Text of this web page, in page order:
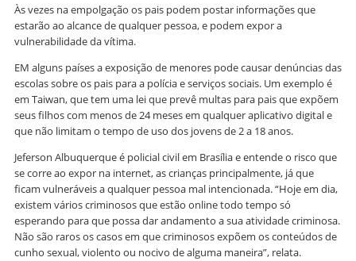
Às vezes na empolgação os pais podem postar informações que
estarão ao alcance de qualquer pessoa, e podem expor a
vulnerabilidade da vítima.
EM alguns países a exposição de menores pode causar denúncias das
escolas sobre os pais para a polícia e serviços sociais. Um exemplo é
em Taiwan, que tem uma lei que prevê multas para pais que expõem
seus filhos com menos de 24 meses em qualquer aplicativo digital e
que não limitam o tempo de uso dos jovens de 2 a 18 anos.
Jeferson Albuquerque é policial civil em Brasília e entende o risco que
se corre ao expor na internet, as crianças principalmente, já que
ficam vulneráveis a qualquer pessoa mal intencionada. “Hoje em dia,
existem vários criminosos que estão online todo tempo só
esperando para que possa dar andamento a sua atividade criminosa.
Não são raros os casos em que criminosos expõem os conteúdos de
cunho sexual, violento ou nocivo de alguma maneira”, relata.